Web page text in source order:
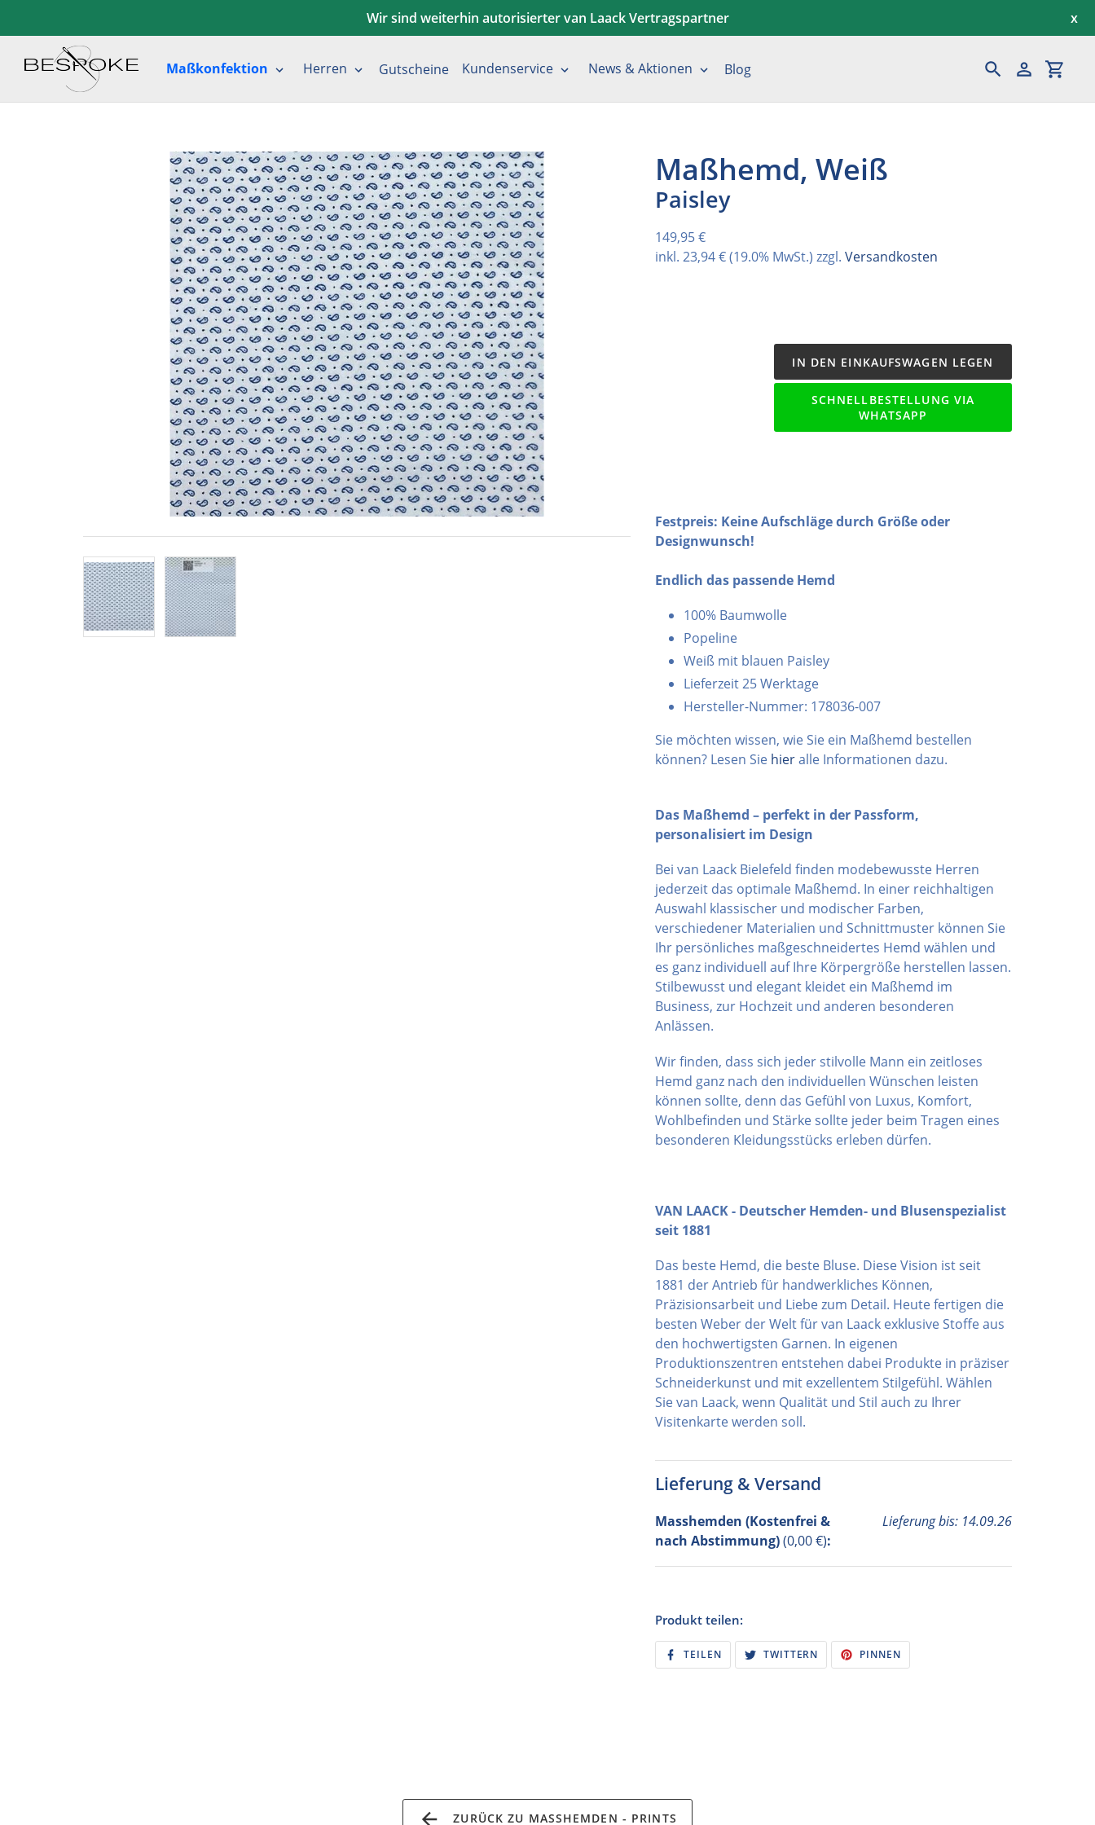
Wir sind weiterhin autorisierter van Laack Vertragspartner x
Maßkonfektion Herren Gutscheine Kundenservice News & Aktionen Blog SuchenEinloggen
Maßhemd, Weiß
Paisley
Normaler Preis
149,95 €
inkl. 23,94 €(19.0% MwSt.) zzgl. Versandkosten
IN DEN EINKAUFSWAGEN LEGEN
SCHNELLBESTELLUNG VIA
WHATSAPP
Festpreis: Keine Aufschläge durch Größe oder
Designwunsch!
Endlich das passende Hemd
100% Baumwolle
Popeline
Weiß mit blauen Paisley
Lieferzeit 25 Werktage
Hersteller-Nummer: 178036-007
Sie möchten wissen, wie Sie ein Maßhemd bestellen
können? Lesen Sie hieralle Informationen dazu.
Das Maßhemd – perfekt in der Passform,
personalisiert im Design
Bei van Laack Bielefeld finden modebewusste Herren
jederzeit das optimale Maßhemd. In einer reichhaltigen
Auswahl klassischer und modischer Farben,
verschiedener Materialien und Schnittmuster können Sie
Ihr persönliches maßgeschneidertes Hemd wählen und
es ganz individuell auf Ihre Körpergröße herstellen lassen.
Stilbewusst und elegant kleidet ein Maßhemd im
Business, zur Hochzeit und anderen besonderen
Anlässen.
Wir finden, dass sich jeder stilvolle Mann ein zeitloses
Hemd ganz nach den individuellen Wünschen leisten
können sollte, denn das Gefühl von Luxus, Komfort,
Wohlbefinden und Stärke sollte jeder beim Tragen eines
besonderen Kleidungsstücks erleben dürfen.
VAN LAACK - Deutscher Hemden- und Blusenspezialist
seit 1881
Das beste Hemd, die beste Bluse. Diese Vision ist seit
1881 der Antrieb für handwerkliches Können,
Präzisionsarbeit und Liebe zum Detail. Heute fertigen die
besten Weber der Welt für van Laack exklusive Stoffe aus
den hochwertigsten Garnen. In eigenen
Produktionszentren entstehen dabei Produkte in präziser
Schneiderkunst und mit exzellentem Stilgefühl. Wählen
Sie van Laack, wenn Qualität und Stil auch zu Ihrer
Visitenkarte werden soll.
Lieferung & Versand
Masshemden (Kostenfrei &
nach Abstimmung)(0,00 €):
Lieferung bis: 14.09.26
Produkt teilen:
TEILENAUF
FACEBOOK
TEILEN
TWITTERN
TWITTER
TWITTERN
PINNEN
PINNEN
ZURÜCK ZU MASSHEMDEN - PRINTS